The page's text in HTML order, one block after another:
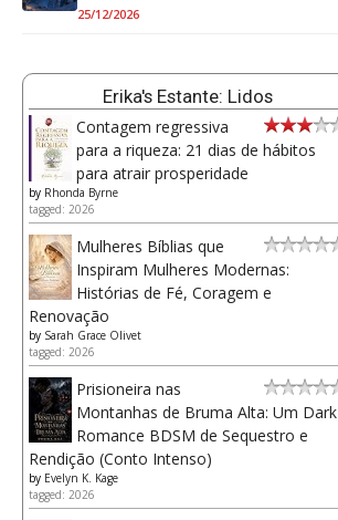
25/12/2026
Erika's Estante: Lidos
Contagem regressiva
para a riqueza: 21 dias de hábitos
para atrair prosperidade
by Rhonda Byrne
tagged: 2026
Mulheres Bíblias que
Inspiram Mulheres Modernas:
Histórias de Fé, Coragem e
Renovação
by Sarah Grace Olivet
tagged: 2026
Prisioneira nas
Montanhas de Bruma Alta: Um Dark
Romance BDSM de Sequestro e
Rendição (Conto Intenso)
by Evelyn K. Kage
tagged: 2026